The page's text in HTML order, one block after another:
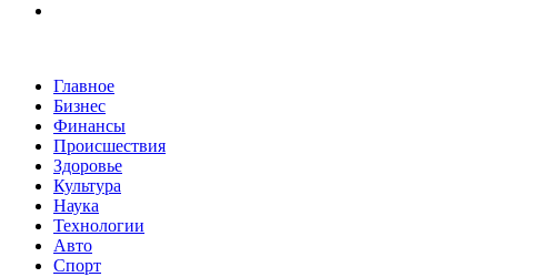
Главное
Бизнес
Финансы
Происшествия
Здоровье
Культура
Наука
Технологии
Авто
Спорт